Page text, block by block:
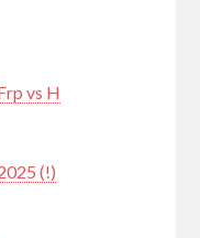
vs H
(!)